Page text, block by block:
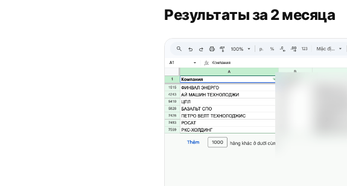
Результаты за 2 месяца